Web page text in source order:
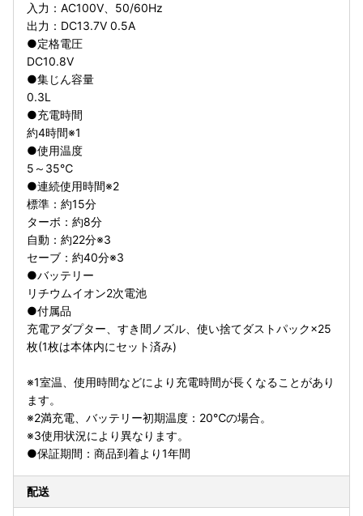
入力：AC100V、50/60Hz
出力：DC13.7V 0.5A
●定格電圧
DC10.8V
●集じん容量
0.3L
●充電時間
約4時間※1
●使用温度
5～35℃
●連続使用時間※2
標準：約15分
ターボ：約8分
自動：約22分※3
セーブ：約40分※3
●バッテリー
リチウムイオン2次電池
●付属品
充電アダプター、すき間ノズル、使い捨てダストパック×25
枚(1枚は本体内にセット済み)
※1室温、使用時間などにより充電時間が長くなることがあり
ます。
※2満充電、バッテリー初期温度：20℃の場合。
※3使用状況により異なります。
●保証期間：商品到着より1年間
配送